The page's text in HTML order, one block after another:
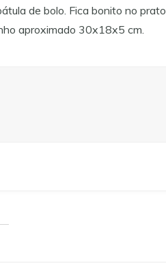
de bolo. Fica bonito no prato.
aproximado 30x18x5 cm.